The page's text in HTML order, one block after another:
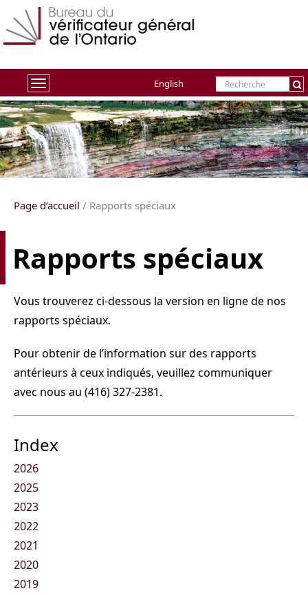
English
Toggle
navigation
Page d’accueil / Rapports spéciaux
Rapports spéciaux
Vous trouverez ci-dessous la version en ligne de nos
rapports spéciaux.
Pour obtenir de l’information sur des rapports
antérieurs à ceux indiqués, veuillez communiquer
avec nous au (416) 327-2381.
Index
2026
2025
2023
2022
2021
2020
2019